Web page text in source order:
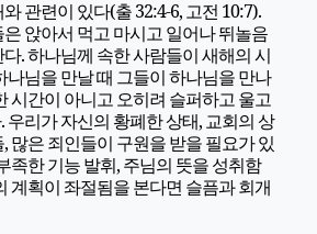
관련이 있다(출 32:4-6, 고전 10:7).
앉아서 먹고 마시고 일어나 뛰놀음
. 하나님께 속한 사람들이 새해의 시
나님을 만날 때 그들이 하나님을 만나
시간이 아니고 오히려 슬퍼하고 울고
우리가 자신의 황폐한 상태, 교회의 상
많은 죄인들이 구원을 받을 필요가 있
족한 기능 발휘, 주님의 뜻을 성취함
계획이 좌절됨을 본다면 슬픔과 회개